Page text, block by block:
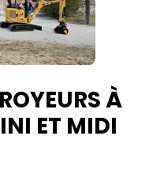
À
ET MIDI